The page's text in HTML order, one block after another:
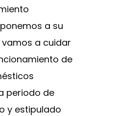
a su
a cuidar
de
periodo de
y estipulado